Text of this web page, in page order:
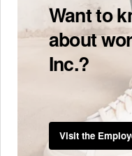
Want to
about
Inc.?
Visit the